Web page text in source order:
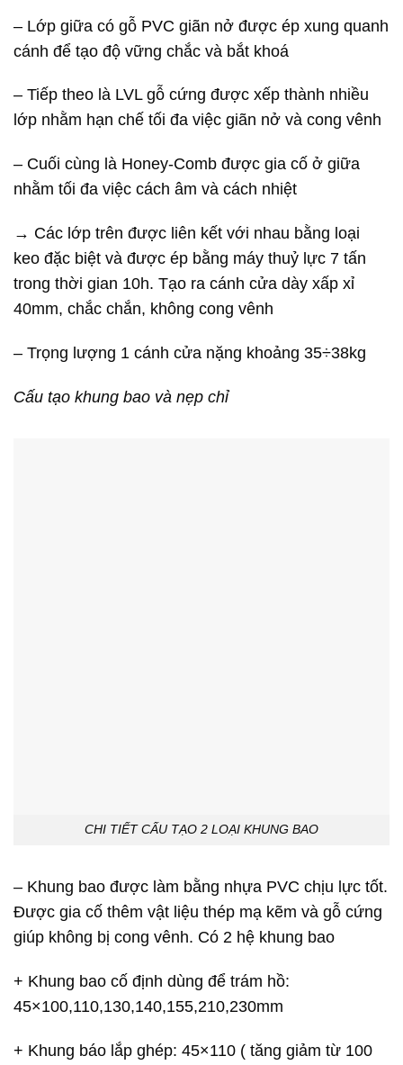
– Lớp giữa có gỗ PVC giãn nở được ép xung quanh
cánh để tạo độ vững chắc và bắt khoá
– Tiếp theo là LVL gỗ cứng được xếp thành nhiều
lớp nhằm hạn chế tối đa việc giãn nở và cong vênh
– Cuối cùng là Honey-Comb được gia cố ở giữa
nhằm tối đa việc cách âm và cách nhiệt
→ Các lớp trên được liên kết với nhau bằng loại
keo đặc biệt và được ép bằng máy thuỷ lực 7 tấn
trong thời gian 10h. Tạo ra cánh cửa dày xấp xỉ
40mm, chắc chắn, không cong vênh
– Trọng lượng 1 cánh cửa nặng khoảng 35÷38kg
Cấu tạo khung bao và nẹp chỉ
CHI TIẾT CẤU TẠO 2 LOẠI KHUNG BAO
– Khung bao được làm bằng nhựa PVC chịu lực tốt.
Được gia cố thêm vật liệu thép mạ kẽm và gỗ cứng
giúp không bị cong vênh. Có 2 hệ khung bao
+ Khung bao cố định dùng để trám hồ:
45×100,110,130,140,155,210,230mm
+ Khung báo lắp ghép: 45×110 ( tăng giảm từ 100